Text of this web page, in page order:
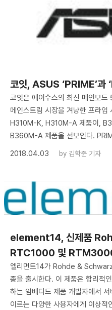
코잇, ASUS ‘PRIME’과
코잇은 에이수스의 최신 메인보
메인스트림 시장을 겨냥한 프라
H310M-K, H310M-A 제품이,
B360M-A 제품을 선보인다.
2018.04.03
by 김학준 기자
element14, 신제품
RTC1000 및
엘리먼트14가 Rohde &
종을 출시한다. 이 제품은 합리적
하는 임베디드 제품 개발자에서
이르는 다양한 사용자에게 이상적